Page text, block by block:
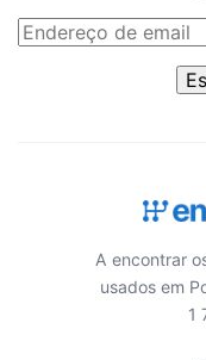
A encontrar
usados em
1